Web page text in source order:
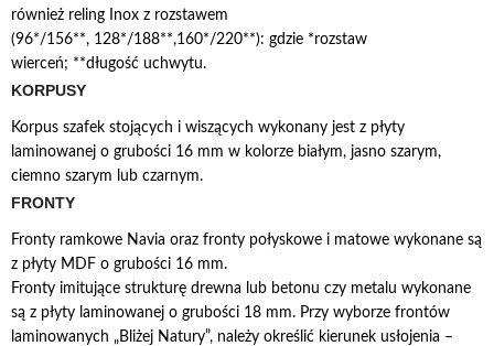
również reling Inox z rozstawem
(96*/156**, 128*/188**,160*/220**): gdzie *rozstaw
wierceń; **długość uchwytu.
KORPUSY
Korpus szafek stojących i wiszących wykonany jest z płyty
laminowanej o grubości 16 mm w kolorze białym, jasno szarym,
ciemno szarym lub czarnym.
FRONTY
Fronty ramkowe Navia oraz fronty połyskowe i matowe wykonane są
z płyty MDF o grubości 16 mm.
Fronty imitujące strukturę drewna lub betonu czy metalu wykonane
są z płyty laminowanej o grubości 18 mm. Przy wyborze frontów
laminowanych „Bliżej Natury”, należy określić kierunek usłojenia –